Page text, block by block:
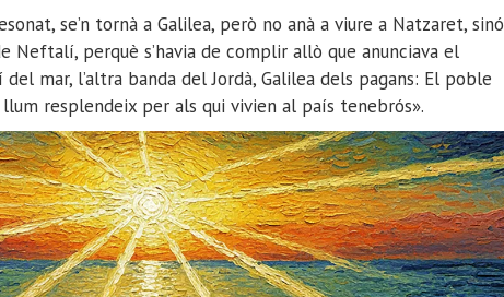
se’n tornà a Galilea, però no anà a viure a Natzaret, sinó
Neftalí, perquè s’havia de complir allò que anunciava el
mar, l’altra banda del Jordà, Galilea dels pagans: El poble
resplendeix per als qui vivien al país tenebrós».